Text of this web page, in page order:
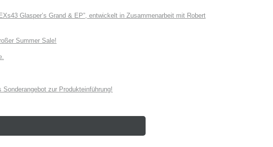
Glasper’s Grand & EP”, entwickelt in Zusammenarbeit mit Robert
Summer Sale!
zur Produkteinführung!